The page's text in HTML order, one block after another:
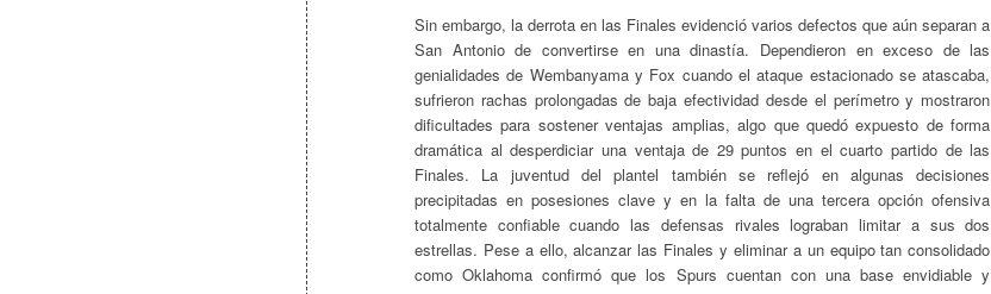
Sin embargo, la derrota en las Finales evidenció varios defectos que aún separan a
San Antonio de convertirse en una dinastía. Dependieron en exceso de las
genialidades de Wembanyama y Fox cuando el ataque estacionado se atascaba,
sufrieron rachas prolongadas de baja efectividad desde el perímetro y mostraron
dificultades para sostener ventajas amplias, algo que quedó expuesto de forma
dramática al desperdiciar una ventaja de 29 puntos en el cuarto partido de las
Finales. La juventud del plantel también se reflejó en algunas decisiones
precipitadas en posesiones clave y en la falta de una tercera opción ofensiva
totalmente confiable cuando las defensas rivales lograban limitar a sus dos
estrellas. Pese a ello, alcanzar las Finales y eliminar a un equipo tan consolidado
como Oklahoma confirmó que los Spurs cuentan con una base envidiable y